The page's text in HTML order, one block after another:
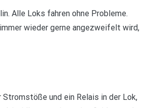
Alle Loks fahren ohne Probleme.
wieder gerne angezweifelt wird,
und ein Relais in der Lok,